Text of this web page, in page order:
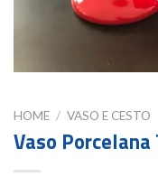
HOME / VASO E CESTO
Vaso Porcelana